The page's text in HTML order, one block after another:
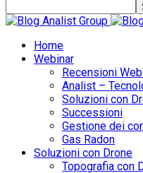
Home
Webinar
Recensioni
Analist –
Soluzioni con
Successioni
Gestione dei
Gas Radon
Soluzioni con Drone
Topografia con